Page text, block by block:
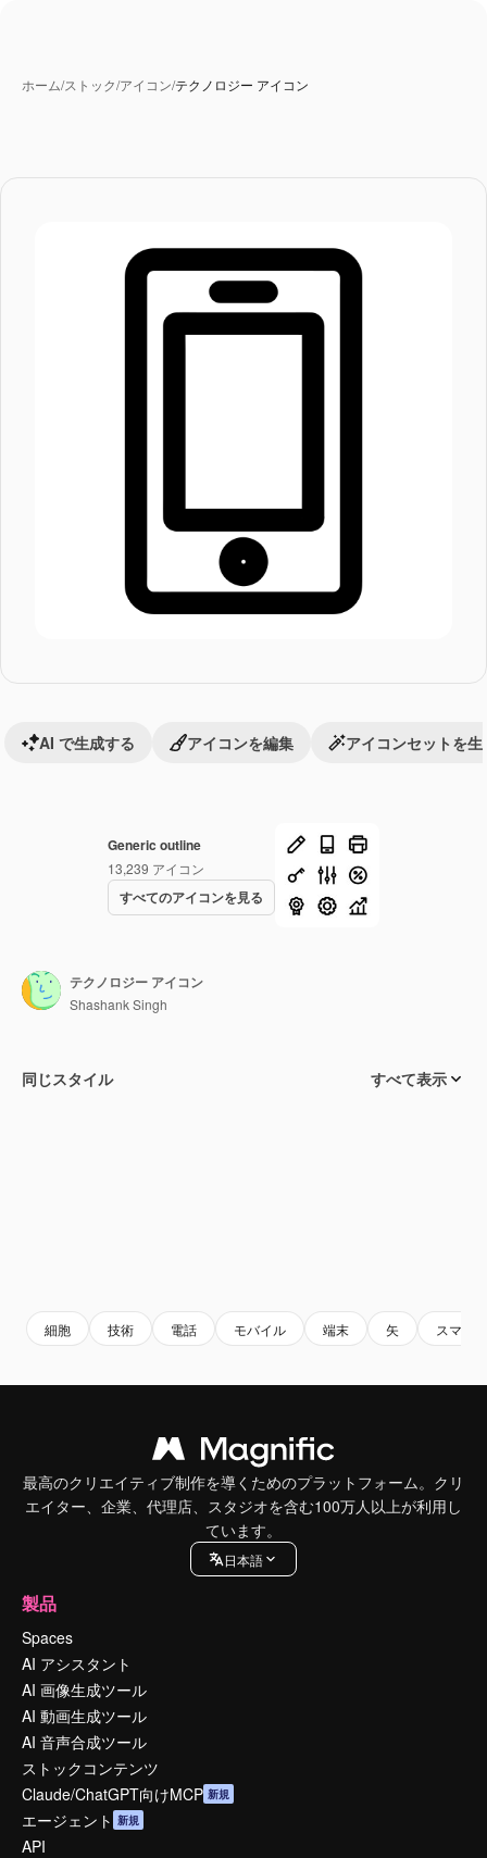
ホーム/ストック/アイコン/テクノロジー アイコン
Generic outline
13,239 アイコン
すべてのアイコンを見る
AI で生成する アイコンを編集 アイコンセットを生
テクノロジー アイコン
Shashank Singh
同じスタイル すべて表示
細胞 技術 電話 モバイル 端末 矢 スマー
最高のクリエイティブ制作を導くためのプラットフォーム。クリ
エイター、企業、代理店、スタジオを含む100万人以上が利用し
ています。
日本語
製品
Spaces
AI アシスタント
AI 画像生成ツール
AI 動画生成ツール
AI 音声合成ツール
ストックコンテンツ
Claude/ChatGPT向けMCP 新規
エージェント 新規
API